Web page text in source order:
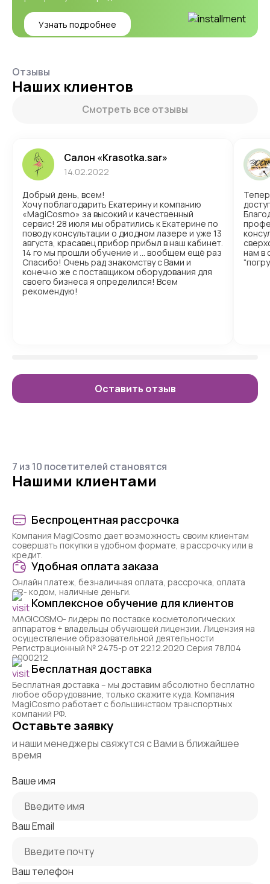
Узнать подробнее
Отзывы
Наших клиентов
Смотреть все отзывы
Салон «Krasotka.sar»
14.02.2022
Добрый день, всем!
Хочу поблагодарить Екатерину и компанию
«MagiCosmo» за высокий и качественный
сервис! 28 июля мы обратились к Екатерине по
поводу консультации о диодном лазере и уже 13
августа, красавец прибор прибыл в наш кабинет.
14 го мы прошли обучение и … вообщем ещё раз
Спасибо! Очень рад знакомству с Вами и
конечно же с поставщиком оборудования для
своего бизнеса я определился! Всем
рекомендую!
нам в
Оставить отзыв
7 из 10 посетителей становятся
Нашими клиентами
Беспроцентная рассрочка
Компания MagiCosmo дает возможность своим клиентам
совершать покупки в удобном формате, в рассрочку или в
кредит.
Удобная оплата заказа
Онлайн платеж, безналичная оплата, рассрочка, оплата
QR- кодом, наличные деньги.
Комплексное обучение для клиентов
MAGICOSMO- лидеры по поставке косметологических
аппаратов + владельцы обучающей лицензии. Лицензия на
осуществление образовательной деятельности
Регистрационный № 2475-р от 22.12.2020 Серия 78Л04
0000212
Бесплатная доставка
Бесплатная доставка – мы доставим абсолютно бесплатно
любое оборудование, только скажите куда. Компания
MagiCosmo работает с большинством транспортных
компаний РФ.
Оставьте заявку
и наши менеджеры свяжутся с Вами в ближайшее
время
Ваше имя
Ваш Email
Ваш телефон